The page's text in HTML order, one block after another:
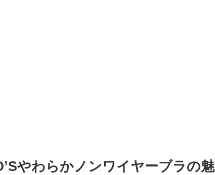
やわらかノンワイヤーブラの魅